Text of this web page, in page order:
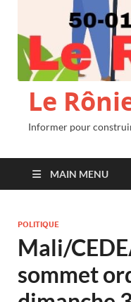
Le
Informer pour
MAIN MENU
POLITIQUE
Mali/
sommet